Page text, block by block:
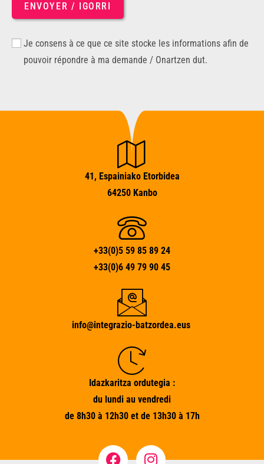
ENVOYER / IGORRI
Je consens à ce que ce site stocke les informations afin de
pouvoir répondre à ma demande / Onartzen dut.
41, Espainiako Etorbidea
64250 Kanbo
+33(0)5 59 85 89 24
+33(0)6 49 79 90 45
info@integrazio-batzordea.eus
Idazkaritza ordutegia :
du lundi au vendredi
de 8h30 à 12h30 et de 13h30 à 17h